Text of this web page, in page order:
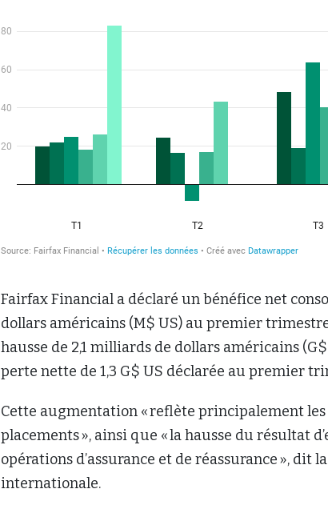
Fairfax Financial a déclaré un bénéfice net
dollars américains (M$ US) au premier trimestre
hausse de 2,1 milliards de dollars américains
perte nette de 1,3 G$ US déclarée au premier
Cette augmentation « reflète principalement
placements », ainsi que « la hausse du résultat
opérations d’assurance et de réassurance », dit
internationale.